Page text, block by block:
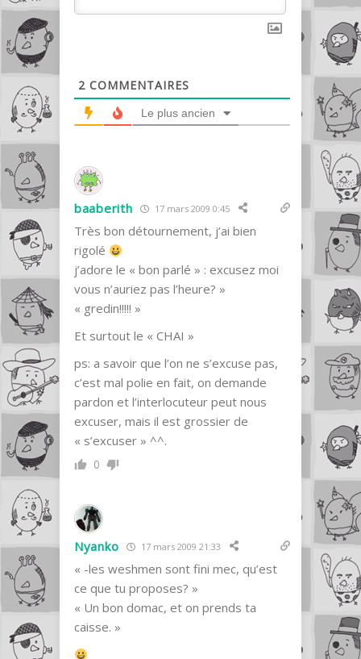
2 COMMENTAIRES
Le plus ancien
baaberith 17 mars 2009 0:45
Très bon détournement, j’ai bien
rigolé
j’adore le « bon parlé » : excusez moi
vous n’auriez pas l’heure? »
« gredin!!!!! »
Et surtout le « CHAI »
ps: a savoir que l’on ne s’excuse pas,
c’est mal polie en fait, on demande
pardon et l’interlocuteur peut nous
excuser, mais il est grossier de
« s’excuser » ^^.
0
Nyanko 17 mars 2009 21:33
« -les weshmen sont fini mec, qu’est
ce que tu proposes? »
« Un bon domac, et on prends ta
caisse. »